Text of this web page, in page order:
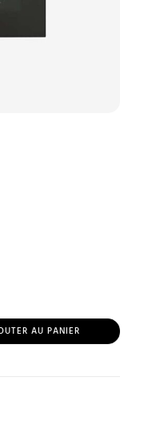
AU PANIER